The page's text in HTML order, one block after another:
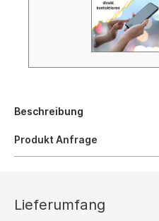
Beschreibung
Produkt Anfrage
Lieferumfang